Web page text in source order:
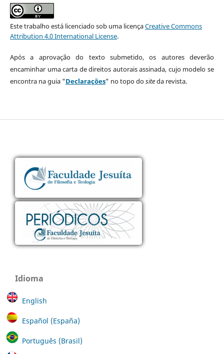
Este trabalho está licenciado sob uma licençaCreative Commons
Attribution 4.0 International License.
Após a aprovação do texto submetido, os autores deverão
encaminhar uma carta de direitos autorais assinada, cujo modelo se
encontra na guia "Declarações" no topo dositeda revista.
Idioma
English
Español (España)
Português (Brasil)